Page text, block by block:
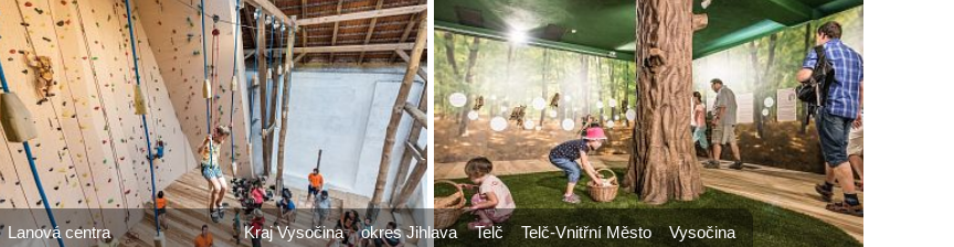
Lanová centra
Kraj Vysočina okres Jihlava Telč Telč-Vnitřní Město
Vysočina